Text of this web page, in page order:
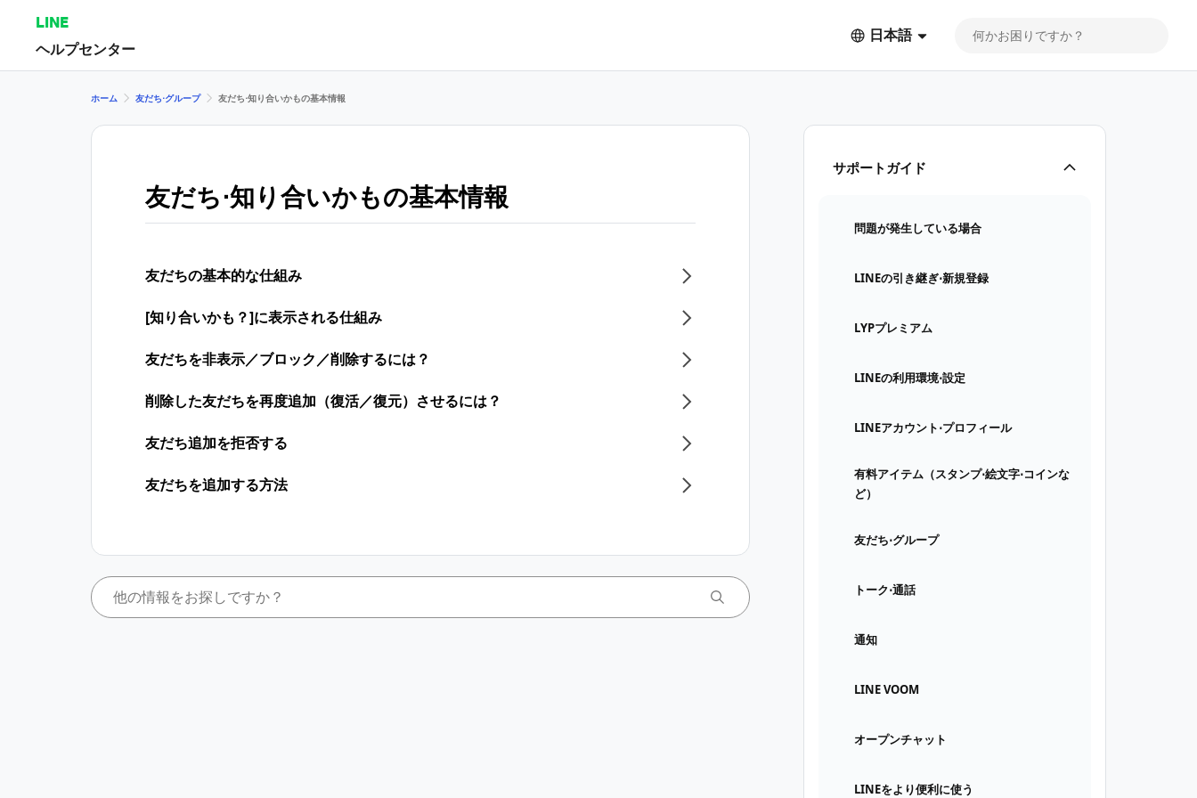
LINE
ヘルプセンター
日本語
サポートガイド
問題が発生している場合
LINEの引き継ぎ⋅新規登録
LYPプレミアム
LINEの利用環境⋅設定
LINEアカウント⋅プロフィール
有料アイテム（スタンプ⋅絵文字⋅コインな
ど）
友だち⋅グループ
トーク⋅通話
通知
LINE VOOM
オープンチャット
LINEをより便利に使う
ホーム 友だち⋅グループ 友だち⋅知り合いかもの基本情報
友だち⋅知り合いかもの基本情報
友だちの基本的な仕組み
[知り合いかも？]に表示される仕組み
友だちを非表示／ブロック／削除するには？
削除した友だちを再度追加（復活／復元）させるには？
友だち追加を拒否する
友だちを追加する方法